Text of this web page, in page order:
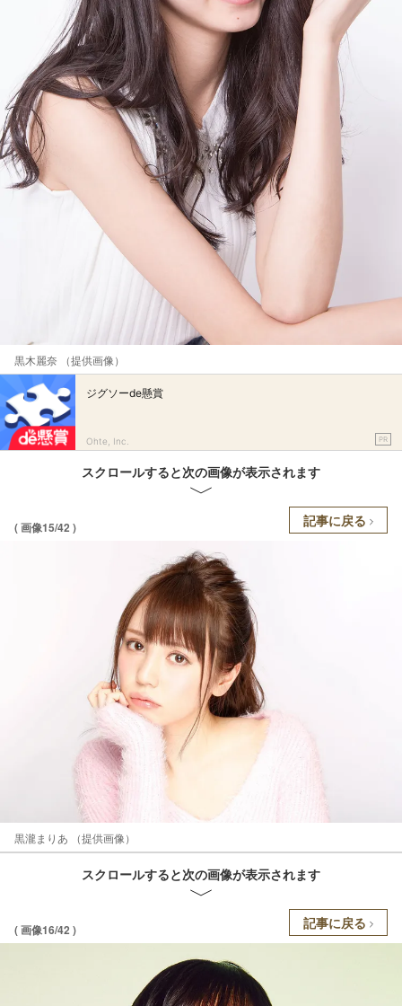
黒木麗奈 （提供画像）
ジグソーde懸賞
Ohte, Inc. PR
スクロールすると次の画像が表示されます
( 画像15/42 ) 記事に戻る
黒瀧まりあ （提供画像）
スクロールすると次の画像が表示されます
( 画像16/42 ) 記事に戻る